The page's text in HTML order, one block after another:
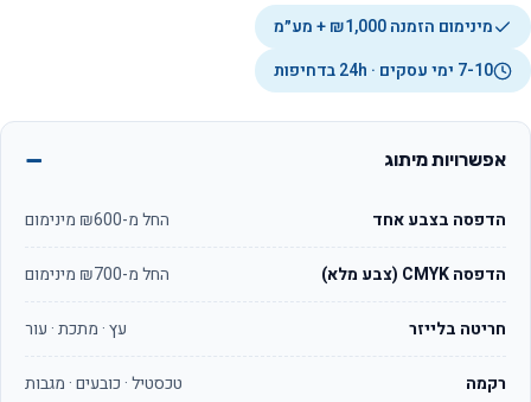
מינימום הזמנה ₪1,000 + מע״מ
7-10 ימי עסקים · 24h בדחיפות
אפשרויות מיתוג
הדפסה בצבע אחד החל מ-₪600 מינימום
הדפסה CMYK (צבע מלא) החל מ-₪700 מינימום
חריטה בלייזר עץ · מתכת · עור
רקמה טכסטיל · כובעים · מגבות